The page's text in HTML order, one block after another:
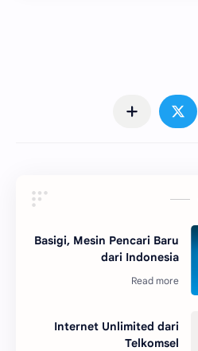
Basigi, Mesin Pencari Baru
dari Indonesia
Internet Unlimited dari
Telkomsel